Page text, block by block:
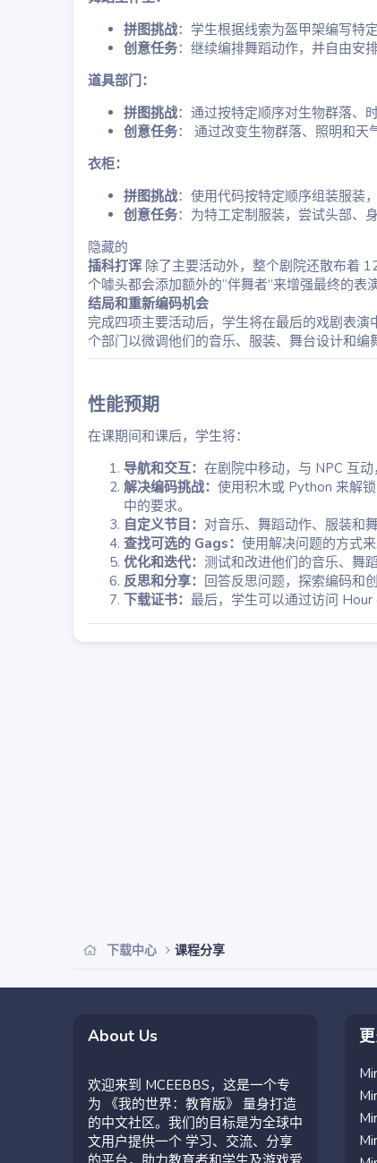
拼图挑战：学生根据线索为盔甲架编写特
创意任务：继续编排舞蹈动作，并自由安
道具部门：
拼图挑战：通过按特定顺序对生物群落、
创意任务： 通过改变生物群落、照明和天
衣柜：
拼图挑战：使用代码按特定顺序组装服装
创意任务：为特工定制服装，尝试头部、
隐藏的
插科打诨 除了主要活动外，整个剧院还散布着
个噱头都会添加额外的“伴舞者”来增强最终的表
结局和重新编码机会
完成四项主要活动后，学生将在最后的戏剧表
个部门以微调他们的音乐、服装、舞台设计和编
性能预期​
在课期间和课后，学生将：
导航和交互： 在剧院中移动，与 NPC 互动
解决编码挑战： 使用积木或 Python 来解
中的要求。
自定义节目： 对音乐、舞蹈动作、服装和
查找可选的 Gags： 使用解决问题的方式
优化和迭代： 测试和改进他们的音乐、舞
反思和分享： 回答反思问题，探索编码和
下载证书： 最后，学生可以通过访问 Hour
下载中心 课程分享
About Us
欢迎来到 MCEEBBS，这是一个专
为 《我的世界：教育版》 量身打造
的中文社区。我们的目标是为全球中
文用户提供一个 学习、交流、分享